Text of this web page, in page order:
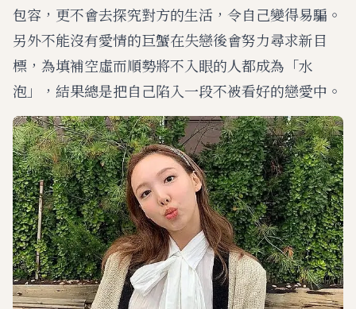
包容，更不會去探究對方的生活，令自己變得易騙。
另外不能沒有愛情的巨蟹在失戀後會努力尋求新目
標，為填補空虛而順勢將不入眼的人都成為「水
泡」，結果總是把自己陷入一段不被看好的戀愛中。